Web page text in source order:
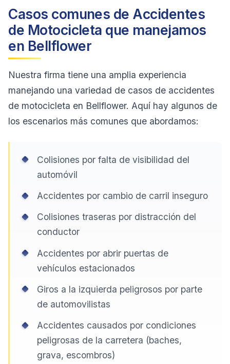
Casos comunes de Accidentes
de Motocicleta que manejamos
en Bellflower
Nuestra firma tiene una amplia experiencia
manejando una variedad de casos de accidentes
de motocicleta en Bellflower. Aquí hay algunos de
los escenarios más comunes que abordamos:
Colisiones por falta de visibilidad del
automóvil
Accidentes por cambio de carril inseguro
Colisiones traseras por distracción del
conductor
Accidentes por abrir puertas de
vehículos estacionados
Giros a la izquierda peligrosos por parte
de automovilistas
Accidentes causados por condiciones
peligrosas de la carretera (baches,
grava, escombros)